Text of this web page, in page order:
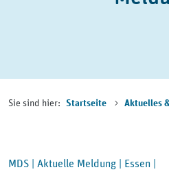
Sie sind hier: Startseite Aktuelles
MDS | Aktuelle Meldung | Essen |